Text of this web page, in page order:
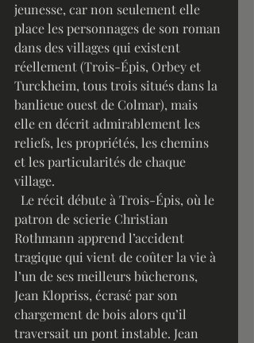
jeunesse, car non seulement elle
place les personnages de son roman
dans des villages qui existent
réellement (Trois-Épis, Orbey et
Turckheim, tous trois situés dans la
banlieue ouest de Colmar), mais
elle en décrit admirablement les
reliefs, les propriétés, les chemins
et les particularités de chaque
village.
patron de scierie Christian
Rothmann apprend l’accident
tragique qui vient de coûter la vie à
l’un de ses meilleurs bûcherons,
Jean Klopriss, écrasé par son
chargement de bois alors qu’il
traversait un pont instable. Jean